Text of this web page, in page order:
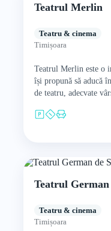
Teatrul Merlin
Teatru & cinema
Timișoara
Teatrul Merlin este o
își propună să aducă
de teatru, adecvate
Teatrul German
Teatru & cinema
Timișoara